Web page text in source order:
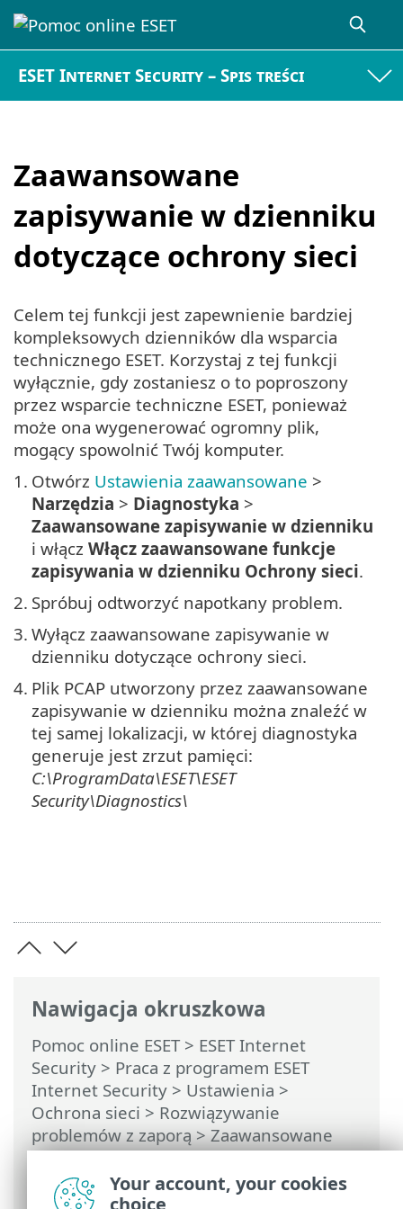
ESET Internet Security – Spis treści
Zaawansowane
zapisywanie w dzienniku
dotyczące ochrony sieci
Nawigacja okruszkowa
Pomoc online ESET> ESET Internet
Security > Praca z programem ESET
Internet Security > Ustawienia >
Ochrona sieci > Rozwiązywanie
problemów z zaporą> Zaawansowane
zapisywanie w dzienniku dotyczące
ochrony sieci
Celem tej funkcji jest zapewnienie bardziej
kompleksowych dzienników dla wsparcia
technicznego ESET. Korzystaj z tej funkcji
wyłącznie, gdy zostaniesz o to poproszony
przez wsparcie techniczne ESET, ponieważ
może ona wygenerować ogromny plik,
mogący spowolnić Twój komputer.
1. Otwórz Ustawienia zaawansowane >
Narzędzia > Diagnostyka >
Zaawansowane zapisywanie w dzienniku
i włącz Włącz zaawansowane funkcje
zapisywania w dzienniku Ochrony sieci.
2. Spróbuj odtworzyć napotkany problem.
3. Wyłącz zaawansowane zapisywanie w
dzienniku dotyczące ochrony sieci.
4. Plik PCAP utworzony przez zaawansowane
zapisywanie w dzienniku można znaleźć w
tej samej lokalizacji, w której diagnostyka
generuje jest zrzut pamięci:
C:\ProgramData\ESET\ESET
Security\Diagnostics\
Your account, your cookies
choice